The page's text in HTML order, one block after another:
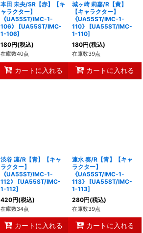
本田 未央/SR【赤】【キ
ャラクター】
《UA55ST/IMC-1-
106》
[UA55ST/IMC-
1-106]
180円(税込)
在庫数40点
カートに入れる
城ヶ崎 莉嘉/R【黄】
【キャラクター】
《UA55ST/IMC-1-
110》
[UA55ST/IMC-
1-110]
180円(税込)
在庫数39点
カートに入れる
渋谷 凛/R【青】【キャ
ラクター】
《UA55ST/IMC-1-
112》
[UA55ST/IMC-
1-112]
420円(税込)
在庫数34点
カートに入れる
速水 奏/R【青】【キャ
ラクター】
《UA55ST/IMC-1-
113》
[UA55ST/IMC-
1-113]
280円(税込)
在庫数39点
カートに入れる